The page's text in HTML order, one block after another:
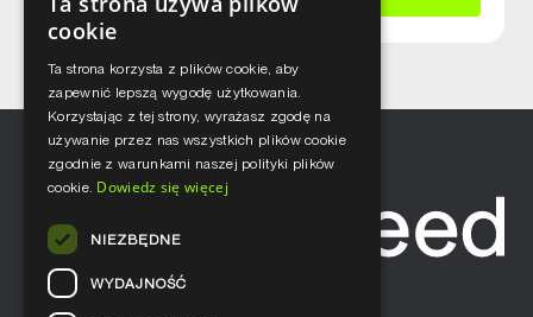
cookie
Ta strona korzysta z plików cookie, aby
zapewnić lepszą wygodę użytkowania.
Korzystając z tej strony, wyrażasz zgodę na
używanie przez nas wszystkich plików cookie
zgodnie z warunkami naszej polityki plików
cookie. Dowiedz się więcej
NIEZBĘDNE
WYDAJNOŚĆ